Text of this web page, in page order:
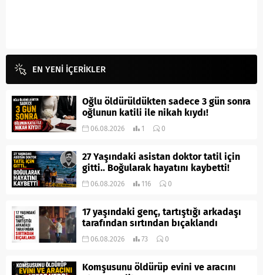
EN YENİ İÇERİKLER
Oğlu öldürüldükten sadece 3 gün sonra
oğlunun katili ile nikah kıydı!
06.08.2026 1 0
27 Yaşındaki asistan doktor tatil için
gitti.. Boğularak hayatını kaybetti!
06.08.2026 116 0
17 yaşındaki genç, tartıştığı arkadaşı
tarafından sırtından bıçaklandı
06.08.2026 73 0
Komşusunu öldürüp evini ve aracını